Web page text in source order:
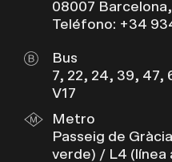
08007
Teléfono: +34
Bus
7, 22, 24, 39, 47,
V17
Metro
Passeig de
verde) / L4 (línea